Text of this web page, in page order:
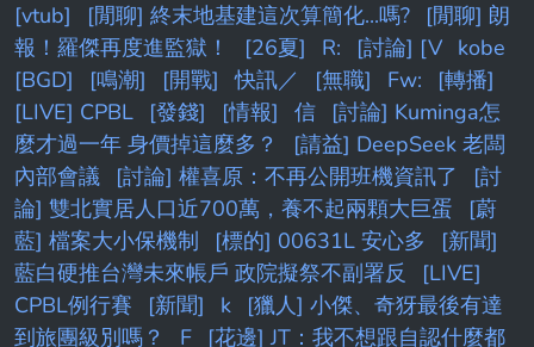
[vtub]
[閒聊] 終末地基建這次算簡化...嗎?
[閒聊] 朗
報！羅傑再度進監獄！
[26夏] R: [討論] [V kobe
[BGD]
[鳴潮] [開戰] 快訊／ [無職] Fw:
[轉播]
[LIVE] CPBL
[發錢] [情報] 信
[討論] Kuminga怎
麼才過一年 身價掉這麼多？
[請益] DeepSeek 老闆
內部會議
[討論] 權喜原：不再公開班機資訊了
[討
論] 雙北實居人口近700萬，養不起兩顆大巨蛋
[蔚
藍] 檔案大小保機制
[標的] 00631L 安心多
[新聞]
藍白硬推台灣未來帳戶 政院擬祭不副署反
[LIVE]
CPBL例行賽
[新聞] k
[獵人] 小傑、奇犽最後有達
到旅團級別嗎？
F
[花邊] JT：我不想跟自認什麼都